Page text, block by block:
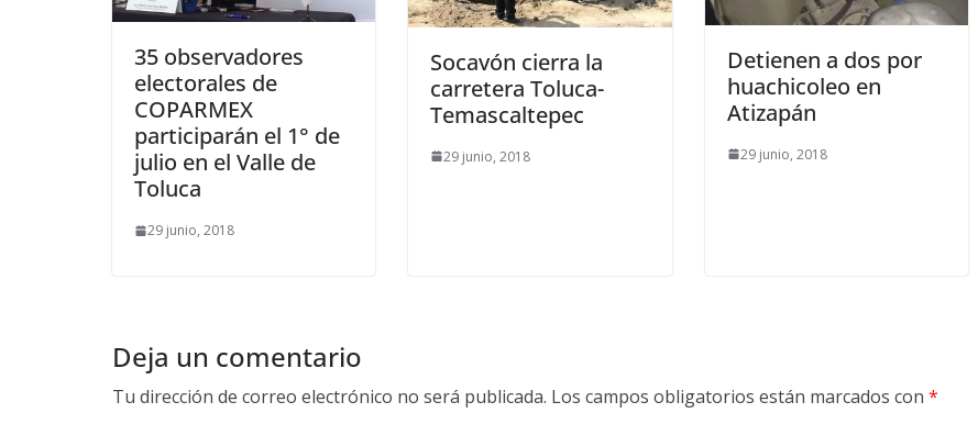
35 observadores
electorales de
COPARMEX
participarán el 1° de
julio en el Valle de
Toluca
29 junio, 2018
Socavón cierra la
carretera Toluca-
Temascaltepec
29 junio, 2018
Detienen a dos por
huachicoleo en
Atizapán
29 junio, 2018
Deja un comentario
Tu dirección de correo electrónico no será publicada. Los campos obligatorios están marcados con *